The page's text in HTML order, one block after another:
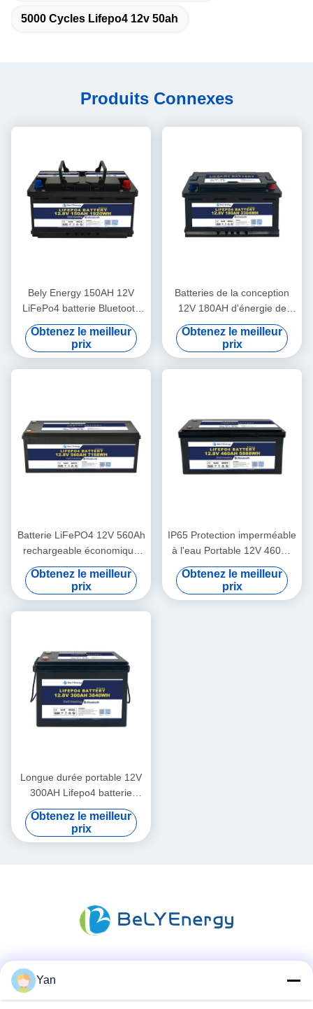
5000 Cycles Lifepo4 12v 50ah
Produits Connexes
Bely Energy 150AH 12V
LiFePo4 batterie Bluetooth
et auto-chauffage Pour
Yachit médical
Obtenez le meilleur
prix
Batteries de la conception
12V 180AH d'énergie de
Bely les plus défuntes pour
Bluetooth pour la station de
base de stockage de
l'énergie d'UPS rv
Obtenez le meilleur
prix
Batterie LiFePO4 12V 560Ah
rechargeable économique
5000 cycles
Obtenez le meilleur
prix
IP65 Protection imperméable
à l'eau Portable 12V 460Ah
LiFePo4 batterie longue
durée de vie pour camping-
car
Obtenez le meilleur
prix
Longue durée portable 12V
300AH Lifepo4 batterie
nouvelle catégorie A cellules
longue durée de vie
Obtenez le meilleur
prix
Yan